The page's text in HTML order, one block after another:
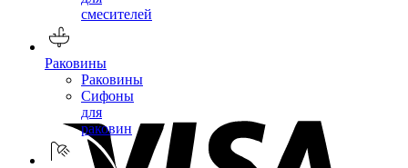
смесителей
Раковины
Раковины
Сифоны
для
раковин